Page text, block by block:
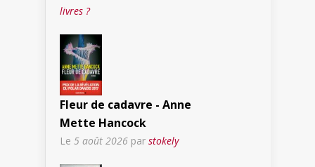
livres ?
Fleur de cadavre - Anne
Mette Hancock
Le 5 août 2026 par stokely